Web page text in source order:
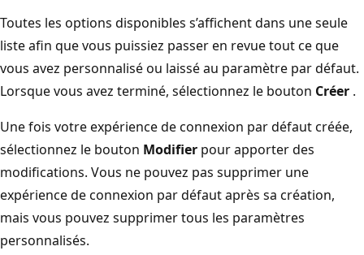
Toutes les options disponibles s’affichent dans une seule
liste afin que vous puissiez passer en revue tout ce que
vous avez personnalisé ou laissé au paramètre par défaut.
Lorsque vous avez terminé, sélectionnez le bouton Créer .
Une fois votre expérience de connexion par défaut créée,
sélectionnez le bouton Modifier pour apporter des
modifications. Vous ne pouvez pas supprimer une
expérience de connexion par défaut après sa création,
mais vous pouvez supprimer tous les paramètres
personnalisés.